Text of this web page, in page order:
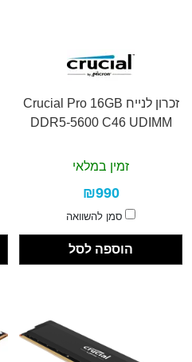
זכרון לנייח Crucial Pro 16GB
DDR5-5600 C46 UDIMM
זמין במלאי
₪990
סמן להשוואה
הוספה לסל